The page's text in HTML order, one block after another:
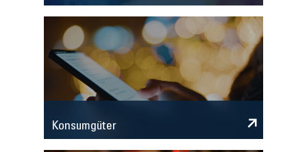
Konsumgüter